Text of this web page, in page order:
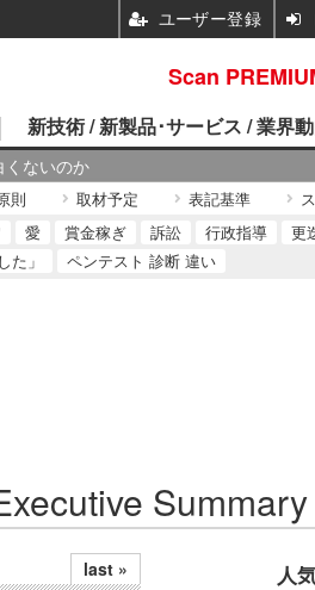
くないのか
新技術 / 新製品･サービス / 業界
則 取材予定 表記基準
愛 賞金稼ぎ 訴訟 行政指導 更
」
ペンテスト 診断 違い
Summary
last »
人
Scan
ユーザー登録